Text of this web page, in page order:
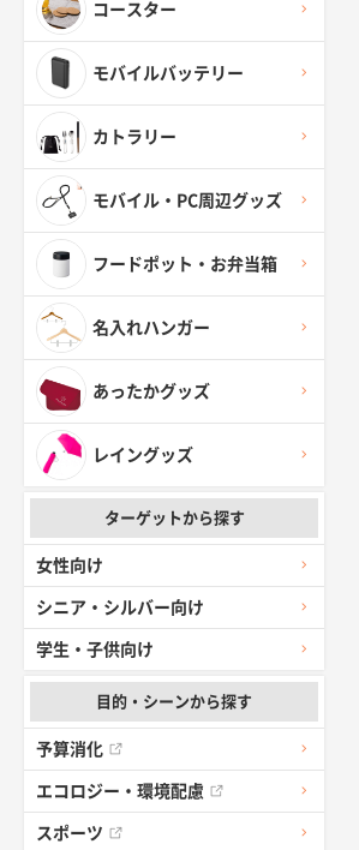
コースター
モバイルバッテリー
カトラリー
モバイル・PC周辺グッズ
フードポット・お弁当箱
名入れハンガー
あったかグッズ
レイングッズ
ターゲットから探す
女性向け
シニア・シルバー向け
学生・子供向け
目的・シーンから探す
予算消化
エコロジー・環境配慮
スポーツ